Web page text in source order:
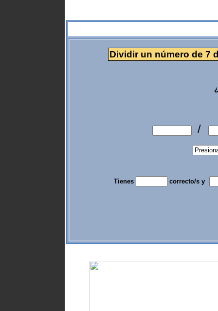
Dividir un número de 7
/
Tienes correcto/s y